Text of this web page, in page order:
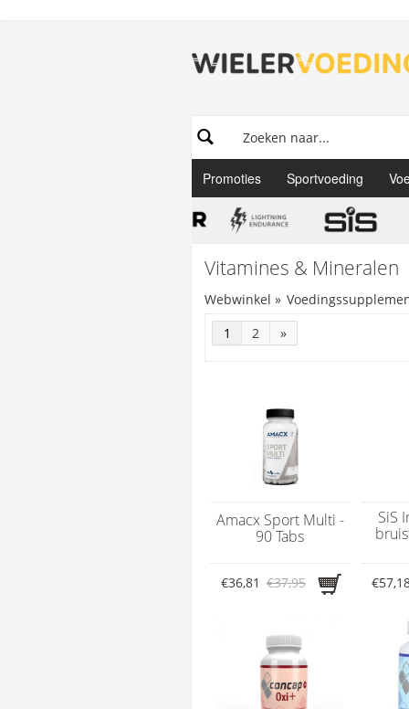
Promoties Sportvoeding
Vitamines & Mineralen
Webwinkel »
1 2 »
Amacx Sport Multi -
90 Tabs
€36,81 €37,95
SiS